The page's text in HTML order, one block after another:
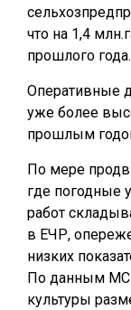
что на 1,4
прошлого года.
Оперативные
уже более
прошлым
По мере
где погодные
работ
в ЕЧР,
низких
По данным
культуры